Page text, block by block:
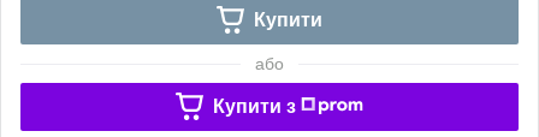
Купити
або
Купити з